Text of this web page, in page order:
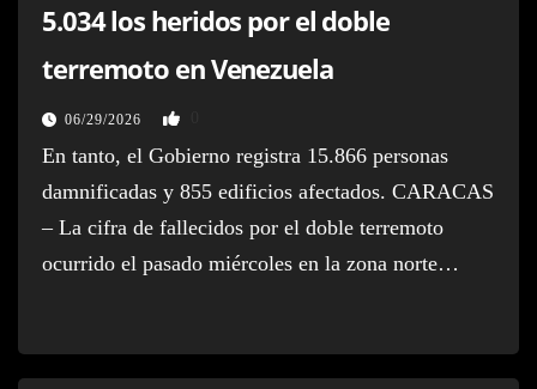
5.034 los heridos por el doble
terremoto en Venezuela
06/29/2026
En tanto, el Gobierno registra 15.866 personas
damnificadas y 855 edificios afectados. CARACAS
– La cifra de fallecidos por el doble terremoto
ocurrido el pasado miércoles en la zona norte…